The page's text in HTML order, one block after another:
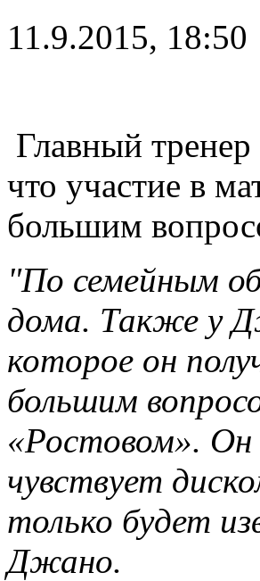
11.9.2015, 18:50
Главный
что участие в
большим
"По семейным
дома. Также у
которое он
большим
«Ростовом». Он
чувствует
только будет
Джано.